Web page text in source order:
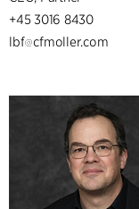
+45 3016 8430
lbf cfmoller.com